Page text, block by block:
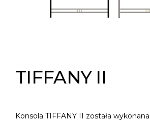
TIFFANY II
Konsola TIFFANY II została